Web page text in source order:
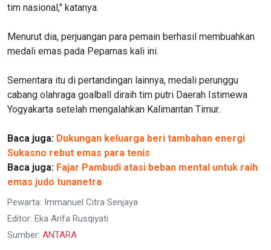
tim nasional," katanya.
Menurut dia, perjuangan para pemain berhasil membuahkan
medali emas pada Peparnas kali ini.
Sementara itu di pertandingan lainnya, medali perunggu
cabang olahraga goalball diraih tim putri Daerah Istimewa
Yogyakarta setelah mengalahkan Kalimantan Timur.
Baca juga: Dukungan keluarga beri tambahan energi
Sukasno rebut emas para tenis
Baca juga: Fajar Pambudi atasi beban mental untuk raih
emas judo tunanetra
Pewarta: Immanuel Citra Senjaya
Editor: Eka Arifa Rusqiyati
Sumber: ANTARA